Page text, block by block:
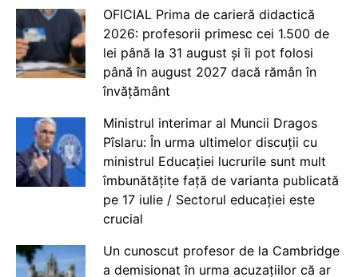
OFICIAL Prima de carieră didactică
2026: profesorii primesc cei 1.500 de
lei până la 31 august și îi pot folosi
până în august 2027 dacă rămân în
învățământ
Ministrul interimar al Muncii Dragos
Pîslaru: În urma ultimelor discuții cu
ministrul Educației lucrurile sunt mult
îmbunătățite față de varianta publicată
pe 17 iulie / Sectorul educației este
crucial
Un cunoscut profesor de la Cambridge
a demisionat în urma acuzațiilor că ar